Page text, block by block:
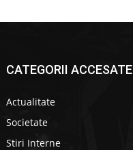
CATEGORII ACCESATE
Actualitate
Societate
Stiri Interne